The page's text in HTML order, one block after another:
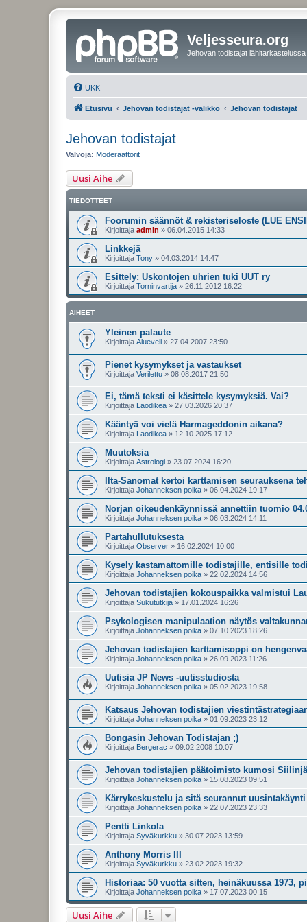
Veljesseura.org
Jehovan todistajat lähitarkastelussa
UKK
Etusivu Jehovan todistajat -valikko Jehovan todistajat
Jehovan todistajat
Valvoja: Moderaattorit
Uusi Aihe
TIEDOTTEET
Foorumin säännöt & rekisteriseloste (LUE
Kirjoittaja admin » 06.04.2015 14:33
Linkkejä
Kirjoittaja Tony » 04.03.2014 14:47
Esittely: Uskontojen uhrien tuki UUT ry
Kirjoittaja Torninvartija » 26.11.2012 16:22
AIHEET
Yleinen palaute
Kirjoittaja Alueveli » 27.04.2007 23:50
Pienet kysymykset ja vastaukset
Kirjoittaja Verilettu » 08.08.2017 21:50
Ei, tämä teksti ei käsittele kysymyksiä. Vai?
Kirjoittaja Laodikea » 27.03.2026 20:37
Kääntyä voi vielä Harmageddonin aikana?
Kirjoittaja Laodikea » 12.10.2025 17:12
Muutoksia
Kirjoittaja Astrologi » 23.07.2024 16:20
Ilta-Sanomat kertoi karttamisen seurauksena
Kirjoittaja Johanneksen poika » 06.04.2024 19:17
Norjan oikeudenkäynnissä annettiin tuomio
Kirjoittaja Johanneksen poika » 06.03.2024 14:11
Partahullutuksesta
Kirjoittaja Observer » 16.02.2024 10:00
Kysely kastamattomille todistajille, entisille
Kirjoittaja Johanneksen poika » 22.02.2024 14:56
Jehovan todistajien kokouspaikka valmistui
Kirjoittaja Sukututkija » 17.01.2024 16:26
Psykologisen manipulaation näytös
Kirjoittaja Johanneksen poika » 07.10.2023 18:26
Jehovan todistajien karttamisoppi on
Kirjoittaja Johanneksen poika » 26.09.2023 11:26
Uutisia JP News -uutisstudiosta
Kirjoittaja Johanneksen poika » 05.02.2023 19:58
Katsaus Jehovan todistajien
Kirjoittaja Johanneksen poika » 01.09.2023 23:12
Bongasin Jehovan Todistajan ;)
Kirjoittaja Bergerac » 09.02.2008 10:07
Jehovan todistajien päätoimisto kumosi
Kirjoittaja Johanneksen poika » 15.08.2023 09:51
Kärrykeskustelu ja sitä seurannut
Kirjoittaja Johanneksen poika » 22.07.2023 23:33
Pentti Linkola
Kirjoittaja Syväkurkku » 30.07.2023 13:59
Anthony Morris III
Kirjoittaja Syväkurkku » 23.02.2023 19:32
Historiaa: 50 vuotta sitten, heinäkuussa
Kirjoittaja Johanneksen poika » 17.07.2023 00:15
Uusi Aihe